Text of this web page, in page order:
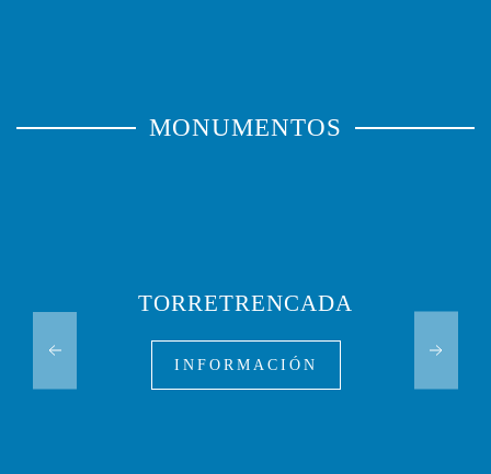
MONUMENTOS
TORRETRENCADA
INFORMACIÓN